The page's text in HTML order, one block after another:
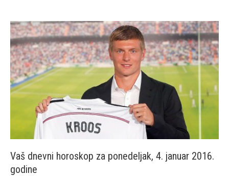
Vaš dnevni horoskop za ponedeljak, 4. januar 2016.
godine